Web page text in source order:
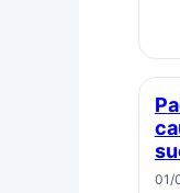
Padre di amy winehouse perde la
01/